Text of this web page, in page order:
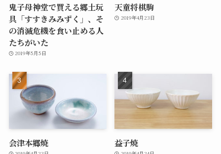
鬼子母神堂で買える郷土玩
具「すすきみみずく」、そ
の消滅危機を食い止める人
たちがいた
2019年5月5日
天童将棋駒
2019年4月23日
会津本郷焼 益子焼